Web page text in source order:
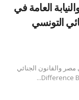
العامة في
التونسي
مصر والقانون الجنائي